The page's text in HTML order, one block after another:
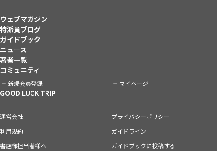
ウェブマガジン
特派員ブログ
ガイドブック
ニュース
著者一覧
コミュニティ
新規会員登録 マイページ
GOOD LUCK TRIP
運営会社
プライバシーポリシー
利用規約
ガイドライン
書店御担当者様へ
ガイドブックに投稿する